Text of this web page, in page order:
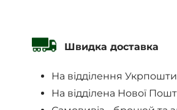
Швидка доставка
На відділення Укрпошти
На відділена Нової